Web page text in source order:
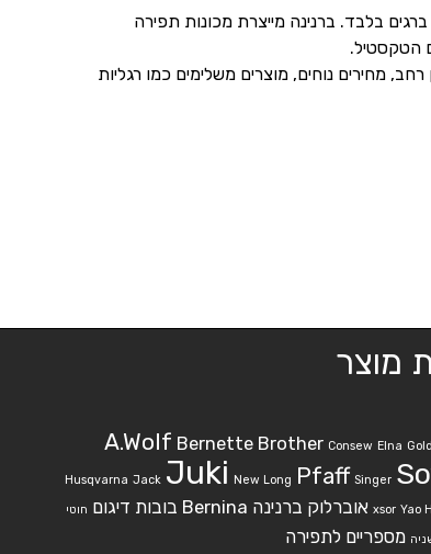
בלבד. ברנינה מייצרת מכונות תפירה
הטקסטיל.
מחירים נוחים, מוצרים משלימים כמו רגליות
מוצר
A.Wolf Bernette Brother Consew Elna
Husqvarna Jack Juki New Long Pfaff Singer
xsor Yao אוברלוק ברנינה Bernina בובות דיגום חוטי
מספריים לתפירה